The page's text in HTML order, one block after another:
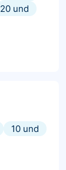
20 und
10 und